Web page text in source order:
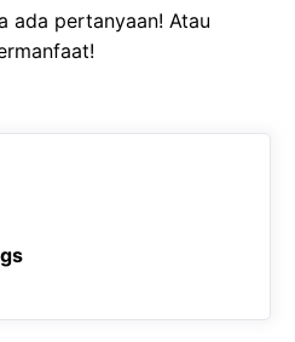
ada pertanyaan! Atau